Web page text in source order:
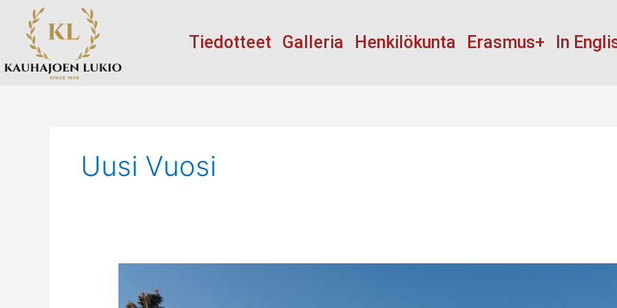
sisältöön
Tiedotteet Galleria Henkilökunta Erasmus+ In
Uusi Vuosi